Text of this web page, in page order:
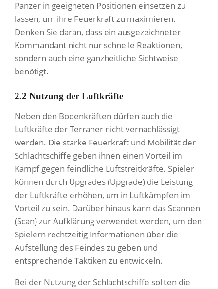
Panzer in geeigneten Positionen einsetzen zu
lassen, um ihre Feuerkraft zu maximieren.
Denken Sie daran, dass ein ausgezeichneter
Kommandant nicht nur schnelle Reaktionen,
sondern auch eine ganzheitliche Sichtweise
benötigt.
2.2 Nutzung der Luftkräfte
Neben den Bodenkräften dürfen auch die
Luftkräfte der Terraner nicht vernachlässigt
werden. Die starke Feuerkraft und Mobilität der
Schlachtschiffe geben ihnen einen Vorteil im
Kampf gegen feindliche Luftstreitkräfte. Spieler
können durch Upgrades (Upgrade) die Leistung
der Luftkräfte erhöhen, um in Luftkämpfen im
Vorteil zu sein. Darüber hinaus kann das Scannen
(Scan) zur Aufklärung verwendet werden, um den
Spielern rechtzeitig Informationen über die
Aufstellung des Feindes zu geben und
entsprechende Taktiken zu entwickeln.
Bei der Nutzung der Schlachtschiffe sollten die